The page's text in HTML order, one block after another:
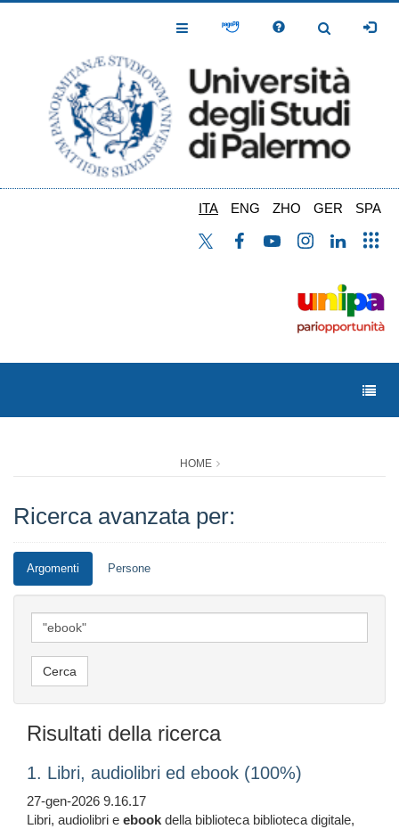
Toggle
Toggle
ITA ENG ZHO GER SPA
HOME
Ricerca avanzata per:
Argomenti Persone
Risultati della ricerca
1. Libri, audiolibri ed ebook (100%)
27-gen-2026 9.16.17
Libri, audiolibri e ebook della biblioteca biblioteca digitale,